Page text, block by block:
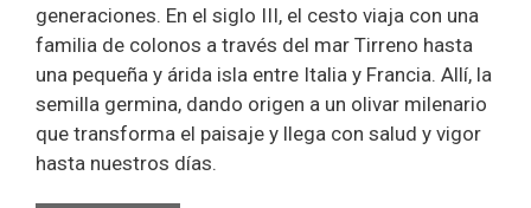
generaciones. En el siglo III, el cesto viaja con una
familia de colonos a través del mar Tirreno hasta
una pequeña y árida isla entre Italia y Francia. Allí, la
semilla germina, dando origen a un olivar milenario
que transforma el paisaje y llega con salud y vigor
hasta nuestros días.